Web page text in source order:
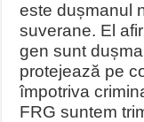
este dușmanul
suverane. El
gen sunt
protejează pe
împotriva
FRG suntem